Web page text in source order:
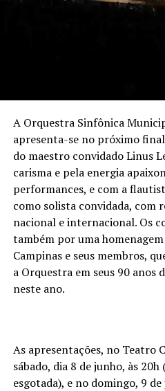
A Orquestra Sinfônica
apresenta-se no próximo
do maestro convidado Linus
carisma e pela energia
performances, e com a
como solista convidada, com
nacional e internacional. Os
também por uma
Campinas e seus membros,
a Orquestra em seus 90 anos
neste ano.
As apresentações, no Teatro
sábado, dia 8 de junho, às
esgotada), e no domingo, 9 de